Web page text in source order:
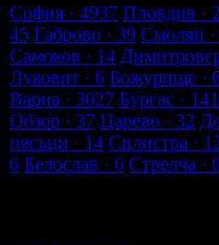
София · 4937 Пловдив ·
45 Габрово · 39 Смолян
Самоков · 14
Луковит · 6 Божурище ·
Варна · 3027 Бургас ·
Обзор · 37 Царево · 32
пясъци · 14 Силистра ·
6 Белослав · 6 Стрелча ·